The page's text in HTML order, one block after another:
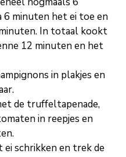
6 minuten het ei toe en
In totaal kookt
12 minuten en het
in plakjes en
de truffeltapenade,
in reepjes en
ei schrikken en trek de